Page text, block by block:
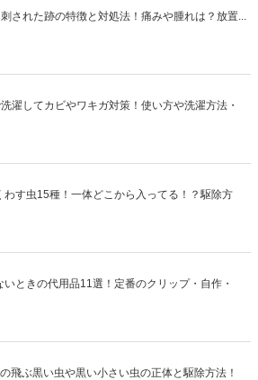
された跡の特徴と対処法！痛みや腫れは？放置...
濯してカビやワキガ対策！使い方や洗濯方法・
わす虫15種！一体どこから入ってる！？駆除方
いときの代用品11選！定番のクリップ・自作・
飛ぶ黒い虫や黒い小さい虫の正体と駆除方法！